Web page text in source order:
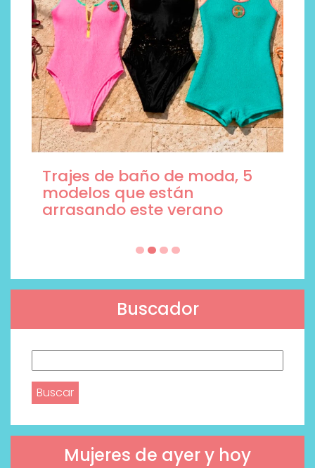
Trajes de baño de moda, 5
modelos que están
arrasando este verano
Buscador
Mujeres de ayer y hoy